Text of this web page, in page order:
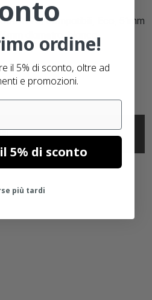
compatibili, Eco, 51mm
diametro, bianco,
ordine!
il 5% di sconto, oltre ad
e promozioni.
5% di sconto
più tardi